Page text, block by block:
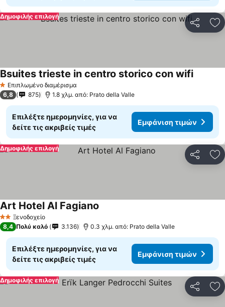
Δημοφιλής επιλογή
1 Αστέρια
Επιπλωμένο διαμέρισμα
Bsuites trieste in centro storico con wifi
6,8 875 1.8 χλμ. από: Prato della Valle
Επιλέξτε ημερομηνίες, για να
δείτε τις ακριβείς τιμές
Εμφάνιση τιμών
Δημοφιλής επιλογή
2 ΑστέριαΞενοδοχείο
Art Hotel Al Fagiano
8,4 Πολύ καλό 3.136 0.3 χλμ. από: Prato della Valle
Επιλέξτε ημερομηνίες, για να
δείτε τις ακριβείς τιμές
Εμφάνιση τιμών
Δημοφιλής επιλογή